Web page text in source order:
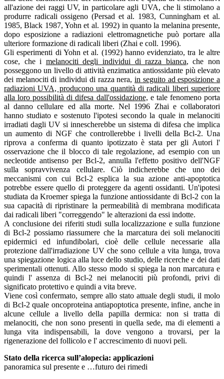
all'azione dei raggi UV, in particolare agli UVA, che li stimolano a
produrre radicali ossigeno (Persad et al. 1983, Cunningham et al.
1985, Black 1987, Yohn et al. 1992) in quanto la melanina presente,
dopo esposizione a radiazioni elettromagnetiche può portare alla
ulteriore formazione di radicali liberi (Zhai e coll. 1996).
Gli esperimenti di Yohn et al. (1992) hanno evidenziato, tra le altre
cose, che i melanociti degli individui di razza bianca, che non
posseggono un livello di attività enzimatica antiossidante più elevato
dei melanociti di individui di razza nera,in seguito ad esposizione a
radiazioni UVA, producono una quantità di radicali liberi superiore
alla loro possibilità di difesa dall'ossidazione, e tale fenomeno porta
al danno cellulare ed alla morte. Nel 1996 Zhai e collaboratori
hanno studiato e sostenuto l'ipotesi secondo la quale in melanociti
irradiati dagli UV si innescherebbe un sistema di difesa che implica
un aumento di NGF che controllerebbe i livelli della Bcl-2. Una
riprova a conferma di quanto ipotizzato è stata per gli Autori l'
osservazione che il blocco di tale regolazione, ad esempio con un
necleotide antisenso per Bcl-2, annulla l'effetto positivo dell'NGF
sulla sopravvivenza cellulare. Ciò indicherebbe che uno dei
meccanismi con cui Bcl-2 esplica la sua azione anti-apoptotica
potrebbe essere quello di proteggere da agenti ossidanti. Un'ipotesi
studiata da Kroemer spiega la funzione antiossidante di Bcl-2 con la
sua capacità di ripristinare la permeabilità di membrana modificata
dai radicali liberi "correggendo" le alterazioni da essi indotte.
A conclusione dei riferiti studi sulla localizzazione e sulla funzione
di Bcl-2 possiamo riassumere che la marcatura dei soli melanociti
epidermici ed infundibolari, cioè delle cellule necessarie alla
protezione dall'irradiazione UV che sono cellule a vita lunga, trova
una spiegazione logica alla luce dello studio, delle ricerche e dei dati
sperimentali ottenuti. Allo stesso modo si spiega la non marcatura e
quindi l' assenza di Bcl-2 nei melanociti più profondi, privi di
significato protettivo e quindi a vita breve.
Viene così confermato, sempre allo stato attuale degli studi, il molo
di Bcl-2 quale oncoproteina antiapoptotica presente, infine, anche in
alcune cellule a livello della papilla dermica: non si tratta di
melanociti, che non sono presenti in quella sede, ma di elementi a
lunga vita indispensabili, la dove vengono a trovarsi, per la
rigenerazione del follicolo e l' accrescimento di nuovi peli.
Stato della ricerca sull’alopecia: applicazioni
panoramica sul presente e …futuro dei rimedi